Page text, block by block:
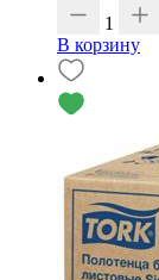
1
В корзину